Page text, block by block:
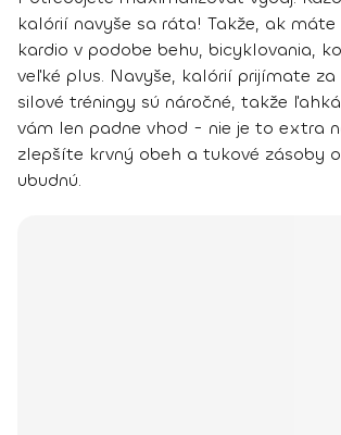
kalórií navyše sa ráta! Takže, ak máte
kardio v podobe behu, bicyklovania,
veľké plus. Navyše, kalórií prijímate
silové tréningy sú náročné, takže
vám len padne vhod - nie je to extra
zlepšíte krvný obeh a tukové zásoby
ubudnú.